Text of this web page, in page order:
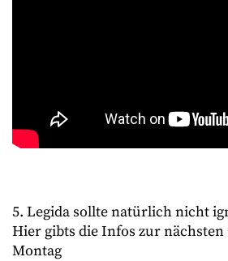
5. Legida sollte natürlich nicht
Hier gibts die Infos zur nächsten
Montag